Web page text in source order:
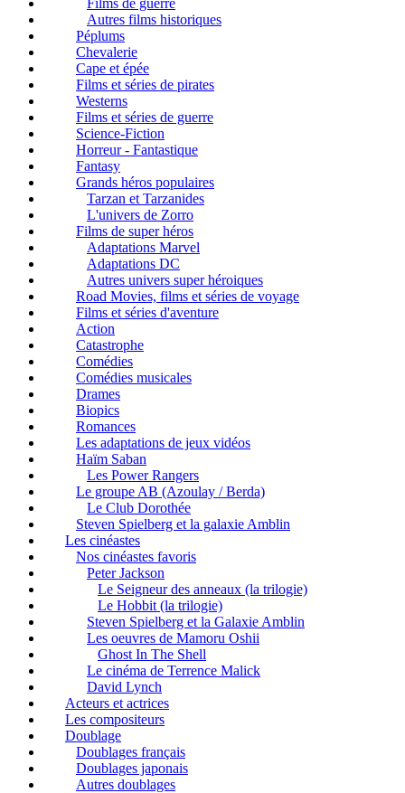
Films de guerre
Autres films historiques
Péplums
Chevalerie
Cape et épée
Films et séries de pirates
Westerns
Films et séries de guerre
Science-Fiction
Horreur - Fantastique
Fantasy
Grands héros populaires
Tarzan et Tarzanides
L'univers de Zorro
Films de super héros
Adaptations Marvel
Adaptations DC
Autres univers super héroiques
Road Movies, films et séries de voyage
Films et séries d'aventure
Action
Catastrophe
Comédies
Comédies musicales
Drames
Biopics
Romances
Les adaptations de jeux vidéos
Haïm Saban
Les Power Rangers
Le groupe AB (Azoulay / Berda)
Le Club Dorothée
Steven Spielberg et la galaxie Amblin
Les cinéastes
Nos cinéastes favoris
Peter Jackson
Le Seigneur des anneaux (la trilogie)
Le Hobbit (la trilogie)
Steven Spielberg et la Galaxie Amblin
Les oeuvres de Mamoru Oshii
Ghost In The Shell
Le cinéma de Terrence Malick
David Lynch
Acteurs et actrices
Les compositeurs
Doublage
Doublages français
Doublages japonais
Autres doublages